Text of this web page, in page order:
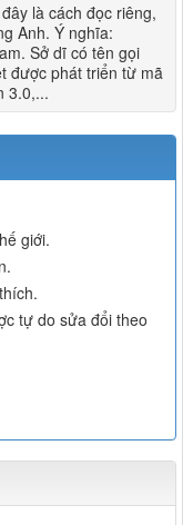
là cách đọc riêng,
Anh. Ý nghĩa:
Sở dĩ có tên gọi
được phát triển từ mã
3.0,...
giới.
tự do sửa đổi theo